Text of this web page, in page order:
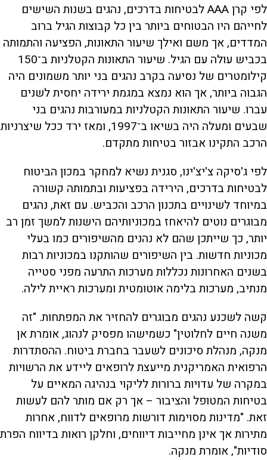
לפי קרן AAA לבטיחות בדרכים, נהגים בשנות השישים
לחייהם היו הבטוחים ביותר בין כל קבוצות הגיל ברוב
המדדים, אך משם ואילך שיעור התאונות, הפציעה והתמותה
בכביש עולה עם הגיל. שיעור התאונות הקטלניות ב־150
קילומטרים של נסיעה בקרב נהגים בני יותר משמונים היה
הגבוה ביותר, אך הוא נמצא במגמת ירידה יחסית לשנים
עברו. שיעור התאונות הקטלניות במעורבות נהגים בני
שבעים ומעלה היה בשיאו ב־1997, ומאז ירד ככל שיצרניות
הרכב התקינו אבזור בטיחות מתקדם.
לפי ג'סיקה צ'יצ'ינו, סגנית נשיא למחקר במכון הביטוח
לבטיחות בדרכים, הירידה בפציעות ובתמותה קשורה
במיוחד לשינויים בתכנון הרכב והכביש. עם זאת, נהגים
מבוגרים נוטים להיאחז במכוניותיהם הישנות למשך זמן רב
יותר, כך שייתכן שהם לא נהנים מהשיפורים כמו בעלי
מכוניות חדשות. בין השיפורים שהותקנו במכוניות רבות
בשנים האחרונות נכללות מערכות התרעה מפני סטייה
מנתיב, מערכות בלימה אוטומטית ומערכות ראיית לילה.
קשה לשכנע נהגים מבוגרים להחזיר את המפתחות. "זה
משנה חיים לחלוטין" כשמישהו מפסיק לנהוג, אומרת אן
מנקה, מנהלת סיכונים לשעבר בחברת ביטוח. ההסתדרות
הרפואית האמריקנית מייעצת לרופאים ליידע את הרשויות
במקרה של עדויות ברורות לליקוי בנהיגה המאיים על
בטיחות המטופל והציבור – אך רק אם מותר להם לעשות
זאת. "מדינות מסוימות דורשות מרופאים לדווח, אחרות
מתירות אך אינן מחייבות דיווחים, וחלקן רואות בדיווח הפרת
סודיות", אומרת מנקה.